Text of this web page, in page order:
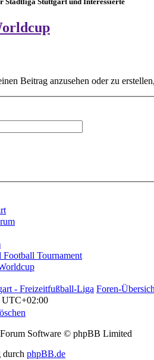
Beitrag anzusehen oder zu
Tournament
- Freizeitfußball-Liga Foren-
UTC+02:00
Software © phpBB Limited
durch phpBB.de